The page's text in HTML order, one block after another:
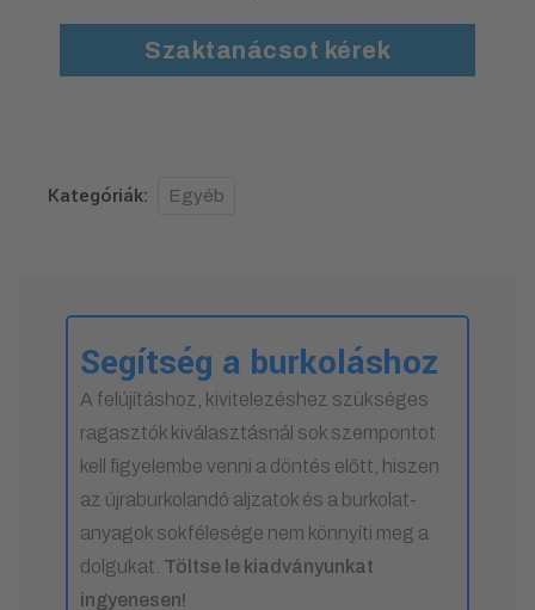
Szaktanácsot kérek
Kategóriák: Egyéb
Segítség a burkoláshoz
A felújításhoz, kivitelezéshez szükséges
ragasztók kiválasztásnál sok szempontot
kell figyelembe venni a döntés előtt, hiszen
az újraburkolandó aljzatok és a burkolat-
anyagok sokfélesége nem könnyíti meg a
dolgukat. Töltse le kiadványunkat
ingyenesen!